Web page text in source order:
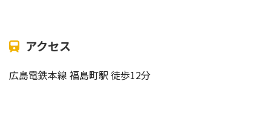
アクセス
広島電鉄本線 福島町駅 徒歩12分